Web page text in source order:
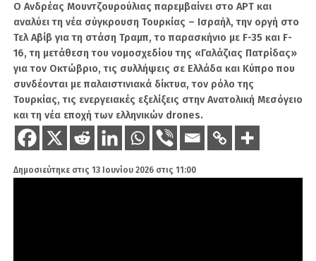
Ο Ανδρέας Μουντζουρούλιας παρεμβαίνει στο ΑΡΤ και
αναλύει τη νέα σύγκρουση Τουρκίας – Ισραήλ, την οργή στο
Τελ Αβίβ για τη στάση Τραμπ, το παρασκήνιο με F-35 και F-
16, τη μετάθεση του νομοσχεδίου της «Γαλάζιας Πατρίδας»
για τον Οκτώβριο, τις συλλήψεις σε Ελλάδα και Κύπρο που
συνδέονται με παλαιστινιακά δίκτυα, τον ρόλο της
Τουρκίας, τις ενεργειακές εξελίξεις στην Ανατολική Μεσόγειο
και τη νέα εποχή των ελληνικών drones.
Δημοσιεύτηκε στις 13 Ιουνίου 2026 στις 11:00